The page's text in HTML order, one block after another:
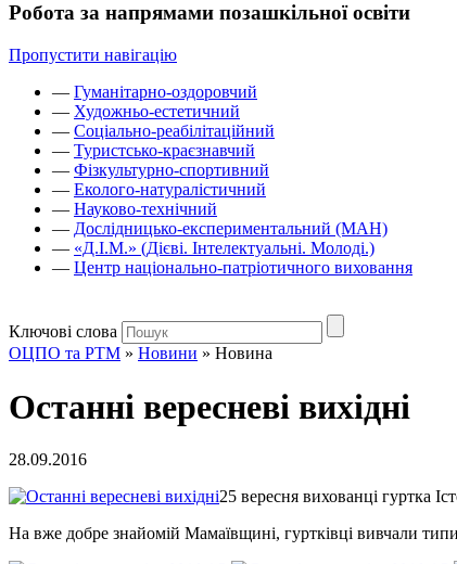
Робота за напрямами позашкільної освіти
Пропустити навігацію
— Гуманітарно-оздоровчий
— Художньо-естетичний
— Соціально-реабілітаційний
— Туристсько-краєзнавчий
— Фізкультурно-спортивний
— Еколого-натуралістичний
— Науково-технічний
— Дослідницько-експериментальний (МАН)
— «Д.І.М.» (Дієві. Інтелектуальні. Молоді.)
— Центр національно-патріотичного виховання
Ключові слова
ОЦПО та РТМ » Новини » Новина
Останні вересневі вихідні
28.09.2016
25 вересня вихованці гуртка
На вже добре знайомій Мамаївщині, гуртківці вивчали